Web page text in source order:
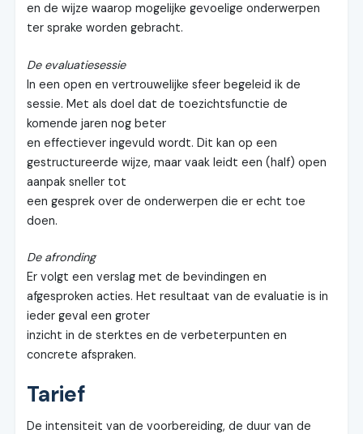
en de wijze waarop mogelijke gevoelige onderwerpen
ter sprake worden gebracht.
De evaluatiesessie
In een open en vertrouwelijke sfeer begeleid ik de
sessie. Met als doel dat de toezichtsfunctie de
komende jaren nog beter
en effectiever ingevuld wordt. Dit kan op een
gestructureerde wijze, maar vaak leidt een (half) open
aanpak sneller tot
een gesprek over de onderwerpen die er echt toe
doen.
De afronding
Er volgt een verslag met de bevindingen en
afgesproken acties. Het resultaat van de evaluatie is in
ieder geval een groter
inzicht in de sterktes en de verbeterpunten en
concrete afspraken.
Tarief
De intensiteit van de voorbereiding, de duur van de